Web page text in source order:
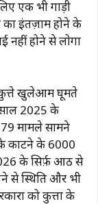
एक भी गाड़ी
का इंतज़ाम होने के
नहीं होने से लोगों
कुत्ते खुलेआम घूमते
साल 2025 के
मामले सामने
काटने के 6000
के सिर्फ़ आठ से
से स्थिति और भी
को कुत्तों के